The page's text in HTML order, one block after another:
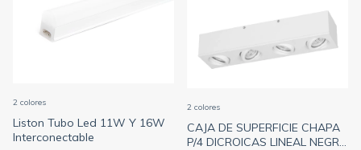
Liston Tubo Led 11W Y 16W
Interconectable
2 colores
CAJA DE SUPERFICIE CHAPA
P/4 DICROICAS LINEAL NEGRO
2 colores